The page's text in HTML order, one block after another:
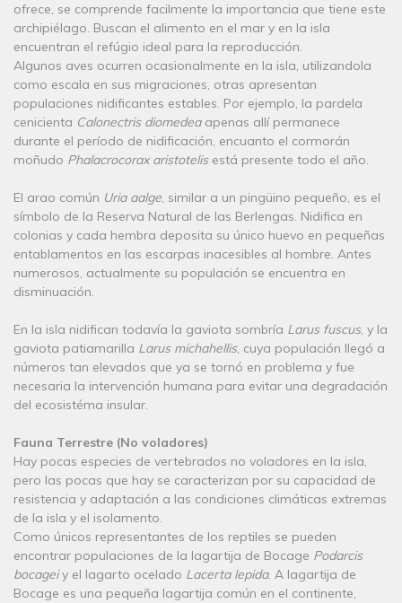
ofrece, se comprende facilmente la importancia que tiene este
archipiélago. Buscan el alimento en el mar y en la isla
encuentran el refúgio ideal para la reproducción.
Algunos aves ocurren ocasionalmente en la isla, utilizandola
como escala en sus migraciones, otras apresentan
populaciones nidificantes estables. Por ejemplo, la pardela
cenicienta Calonectris diomedeaapenas allí permanece
durante el período de nidificación, encuanto el cormorán
moñudo Phalacrocorax aristotelisestá presente todo el año.
El arao común Uria aalge, similar a un pingüino pequeño, es el
símbolo de la Reserva Natural de las Berlengas. Nidifica en
colonias y cada hembra deposita su único huevo en pequeñas
entablamentos en las escarpas inacesibles al hombre. Antes
numerosos, actualmente su populación se encuentra en
disminuación.
En la isla nidifican todavía la gaviota sombría Larus fuscus, y la
gaviota patiamarilla Larus michahellis, cuya populación llegó a
números tan elevados que ya se tornó en problema y fue
necesaria la intervención humana para evitar una degradación
del ecosistéma insular.
Fauna Terrestre (No voladores)
Hay pocas especies de vertebrados no voladores en la isla,
pero las pocas que hay se caracterizan por su capacidad de
resistencia y adaptación a las condiciones climáticas extremas
de la isla y el isolamento.
Como únicos representantes de los reptiles se pueden
encontrar populaciones de la lagartija de Bocage Podarcis
bocageiy el lagarto ocelado Lacerta lepida. A lagartija de
Bocage es una pequeña lagartija común en el continente,